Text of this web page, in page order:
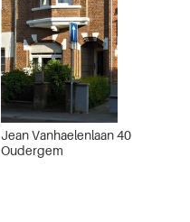
Jean Vanhaelenlaan 40
Oudergem